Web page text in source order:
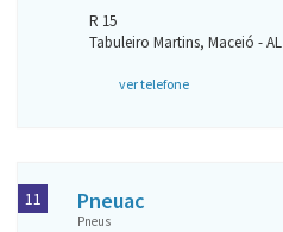
R 15
Tabuleiro Martins, Maceió - AL
ver telefone
Pneuac
Pneus
11